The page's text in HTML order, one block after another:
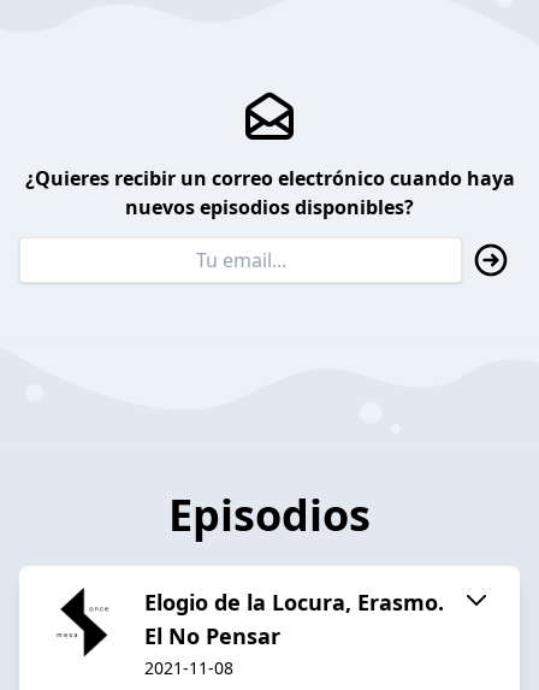
¿Quieres recibir un correo electrónico cuando haya
nuevos episodios disponibles?
Episodios
Elogio de la Locura, Erasmo.
El No Pensar
2021-11-08